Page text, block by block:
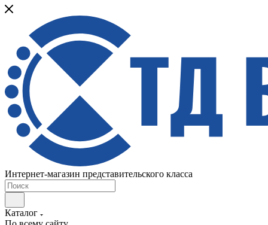
Интернет-магазин представительского класса
Каталог